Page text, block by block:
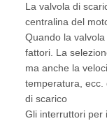
La valvola di
centralina del
Quando la
fattori. La
ma anche la
temperatura, ecc.
di scarico
Gli interruttori per